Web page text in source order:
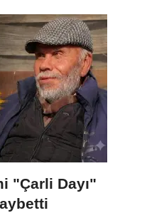
"Çarli Dayı"